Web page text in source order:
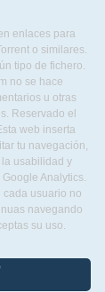
enlaces para
o similares.
tipo de fichero.
no se hace
u otras
Reservado el
web inserta
tu navegación,
usabilidad y
Analytics.
cada usuario no
navegando
su uso.